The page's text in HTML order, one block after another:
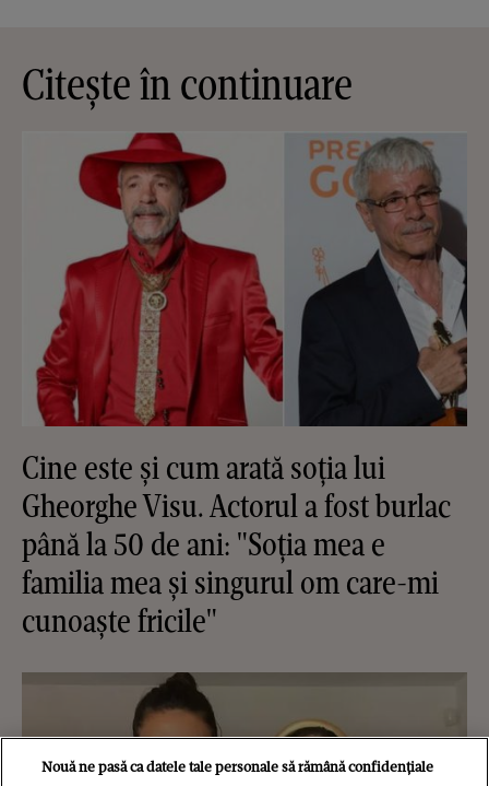
Citește în continuare
Cine este și cum arată soția lui
Gheorghe Visu. Actorul a fost burlac
până la 50 de ani: "Soția mea e
familia mea și singurul om care-mi
cunoaște fricile"
Nouă ne pasă ca datele tale personale să rămână confidențiale